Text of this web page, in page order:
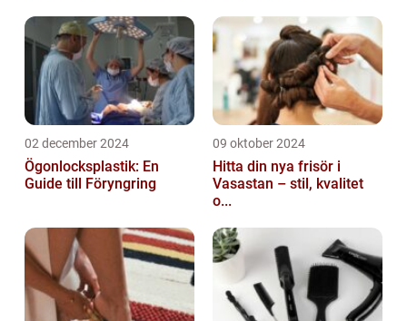
02 december 2024
Ögonlocksplastik: En
Guide till Föryngring
09 oktober 2024
Hitta din nya frisör i
Vasastan – stil, kvalitet
o...